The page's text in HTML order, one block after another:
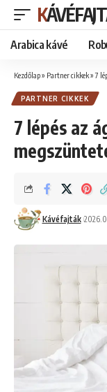
Arabica kávé
Kezdőlap» Partner cikkek»7
PARTNER CIKKEK
7 lépés az
Kávéfajták